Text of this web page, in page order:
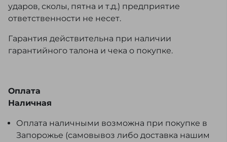
ударов, сколы, пятна и т.д.) предприятие
ответственности не несет.
Гарантия действительна при наличии
гарантийного талона и чека о покупке.
Оплата
Наличная
Оплата наличными возможна при покупке в
Запорожье (самовывоз либо доставка нашим